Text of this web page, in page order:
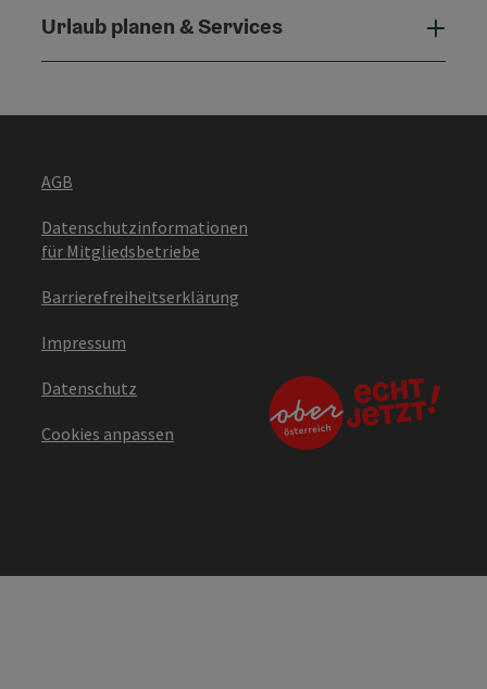
Urlaub planen & Services
AGB
Datenschutzinformationen
für Mitgliedsbetriebe
Barrierefreiheitserklärung
Impressum
Datenschutz
Cookies anpassen